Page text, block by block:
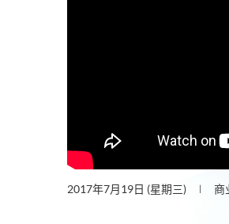
2017年7月19日 (星期三) 商